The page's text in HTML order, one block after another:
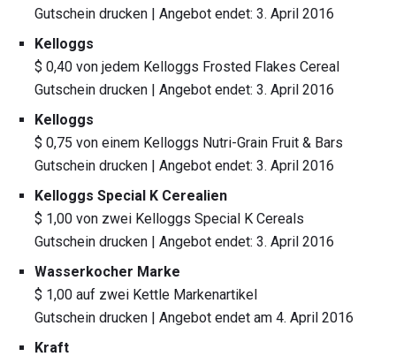
Gutschein drucken | Angebot endet: 3. April 2016
Kelloggs
$ 0,40 von jedem Kelloggs Frosted Flakes Cereal
Gutschein drucken | Angebot endet: 3. April 2016
Kelloggs
$ 0,75 von einem Kelloggs Nutri-Grain Fruit & Bars
Gutschein drucken | Angebot endet: 3. April 2016
Kelloggs Special K Cerealien
$ 1,00 von zwei Kelloggs Special K Cereals
Gutschein drucken | Angebot endet: 3. April 2016
Wasserkocher Marke
$ 1,00 auf zwei Kettle Markenartikel
Gutschein drucken | Angebot endet am 4. April 2016
Kraft